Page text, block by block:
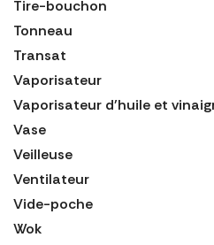
Tire-bouchon
Tonneau
Transat
Vaporisateur
Vaporisateur d'huile et
Vase
Veilleuse
Ventilateur
Vide-poche
Wok